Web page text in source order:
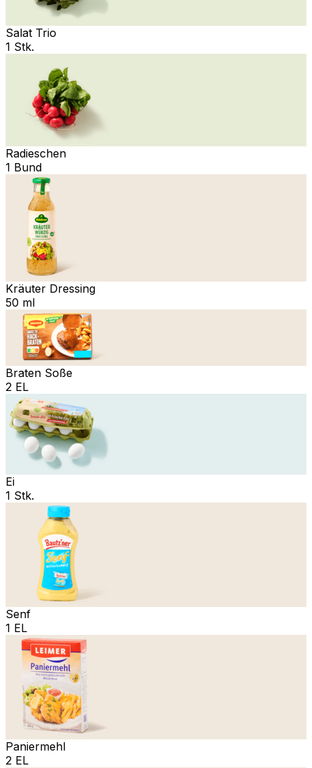
Salat Trio
1 Stk.
Radieschen
1 Bund
Kräuter Dressing
50 ml
Braten Soße
2 EL
Ei
1 Stk.
Senf
1 EL
Paniermehl
2 EL